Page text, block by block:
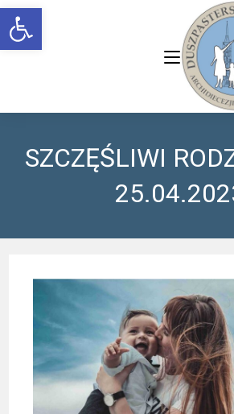
Open toolbar
SZCZĘŚLIWI